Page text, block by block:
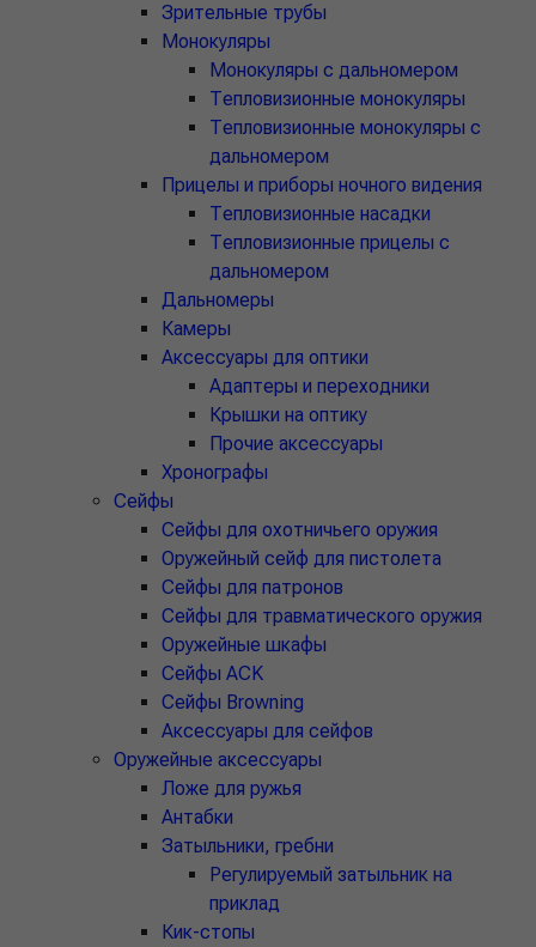
Зрительные трубы
Монокуляры
Монокуляры с дальномером
Тепловизионные монокуляры
Тепловизионные монокуляры с
дальномером
Прицелы и приборы ночного видения
Тепловизионные насадки
Тепловизионные прицелы с
дальномером
Дальномеры
Камеры
Аксессуары для оптики
Адаптеры и переходники
Крышки на оптику
Прочие аксессуары
Хронографы
Сейфы
Cейфы для охотничьего оружия
Оружейный сейф для пистолета
Сейфы для патронов
Сейфы для травматического оружия
Оружейные шкафы
Сейфы ACK
Сейфы Browning
Аксессуары для сейфов
Оружейные аксессуары
Ложе для ружья
Антабки
Затыльники, гребни
Регулируемый затыльник на
приклад
Кик-стопы